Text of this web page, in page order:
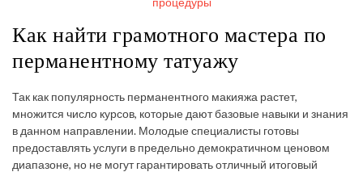
Как найти грамотного мастера по
перманентному татуажу
Так как популярность перманентного макияжа растет,
множится число курсов, которые дают базовые навыки и знания
в данном направлении. Молодые специалисты готовы
предоставлять услуги в предельно демократичном ценовом
диапазоне, но не могут гарантировать отличный итоговый